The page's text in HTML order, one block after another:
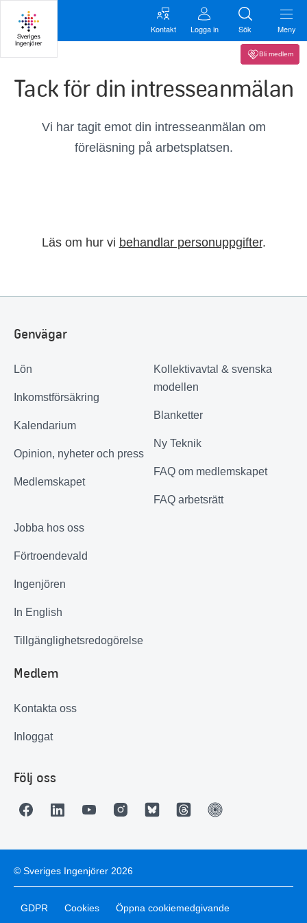
Kontakt Logga in Sök Meny
Bli medlem
Tack för din intresseanmälan
Vi har tagit emot din intresseanmälan om
föreläsning på arbetsplatsen.
Läs om hur vi behandlar personuppgifter.
Genvägar
Lön
Inkomstförsäkring
Kalendarium
Opinion, nyheter och press
Medlemskapet
Kollektivavtal & svenska
modellen
Blanketter
Ny Teknik
FAQ om medlemskapet
FAQ arbetsrätt
Jobba hos oss
Förtroendevald
Ingenjören
In English
Tillgänglighetsredogörelse
Medlem
Kontakta oss
Inloggat
Följ oss
© Sveriges Ingenjörer 2026
GDPR Cookies Öppna cookiemedgivande